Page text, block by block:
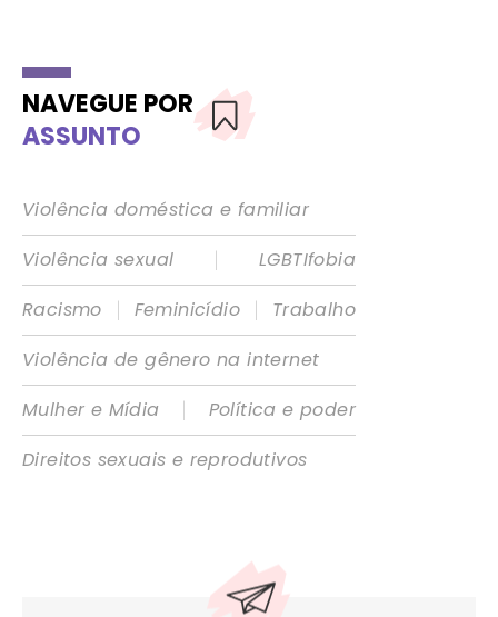
NAVEGUE POR
ASSUNTO
Violência doméstica e familiar
Violência sexual
|
LGBTIfobia
Racismo
| Feminicídio |
Trabalho
Violência de gênero na internet
Mulher e Mídia
|
Política e poder
Direitos sexuais e reprodutivos